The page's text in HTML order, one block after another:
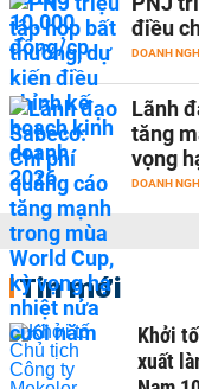
điều
DOANH
Lãnh
tăng
vọng
DOANH
Tin mới
Khởi
xuất